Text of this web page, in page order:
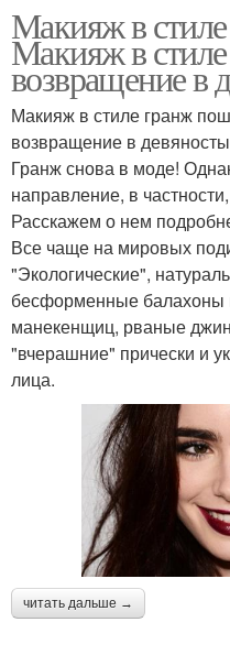
Макияж в
Макияж в
возвращение в
Макияж в стиле гранж
возвращение в
Гранж снова в моде!
направление, в
Расскажем о нем
Все чаще на мировых
"Экологические",
бесформенные балахоны
манекенщиц, рваные
"вчерашние" прически и
лица.
читать дальше →